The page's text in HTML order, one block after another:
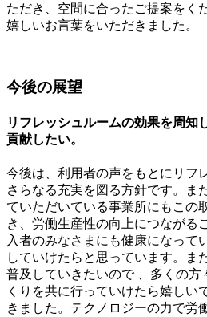
ただき、空間に合ったご提案をく
嬉しいお言葉をいただきました。
今後の展望
リフレッシュルームの効果を周知
貢献したい。
今後は、利用者の声をもとにリフ
さらなる充実を図る方針です。ま
ていただいている事業所にもこの
き、労働生産性の向上につながる
入者のみなさまにも健康になって
していけたらと思っています。ま
普及していきたいので 、多くの方
くりを共に行っていけたら嬉しい
きました。テクノロジーの力で労